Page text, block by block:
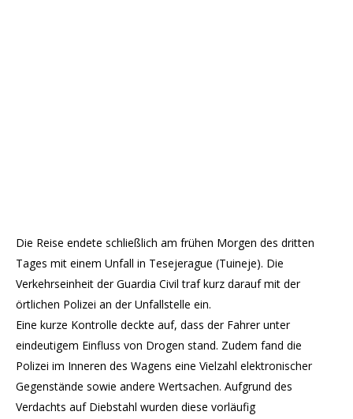
Die Reise endete schließlich am frühen Morgen des dritten
Tages mit einem Unfall in Tesejerague (Tuineje). Die
Verkehrseinheit der Guardia Civil traf kurz darauf mit der
örtlichen Polizei an der Unfallstelle ein.
Eine kurze Kontrolle deckte auf, dass der Fahrer unter
eindeutigem Einfluss von Drogen stand. Zudem fand die
Polizei im Inneren des Wagens eine Vielzahl elektronischer
Gegenstände sowie andere Wertsachen. Aufgrund des
Verdachts auf Diebstahl wurden diese vorläufig